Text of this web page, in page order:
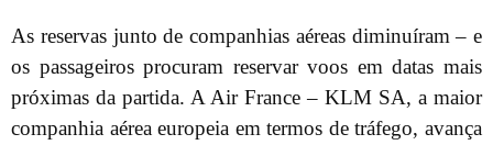
As reservas junto de companhias aéreas diminuíram – e
os passageiros procuram reservar voos em datas mais
próximas da partida. A Air France – KLM SA, a maior
companhia aérea europeia em termos de tráfego, avança